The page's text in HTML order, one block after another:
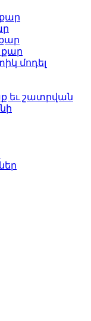
քար
մոդել
եւ շատրվան